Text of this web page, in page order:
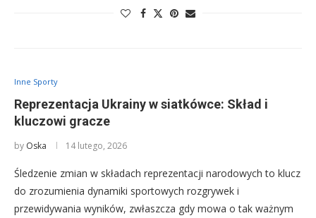
Inne Sporty
Reprezentacja Ukrainy w siatkówce: Skład i
kluczowi gracze
by Oska 14 lutego, 2026
Śledzenie zmian w składach reprezentacji narodowych to klucz
do zrozumienia dynamiki sportowych rozgrywek i
przewidywania wyników, zwłaszcza gdy mowa o tak ważnym